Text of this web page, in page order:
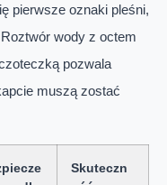
pierwsze oznaki pleśni,
wody z octem
pozwala
muszą zostać
Skuteczn